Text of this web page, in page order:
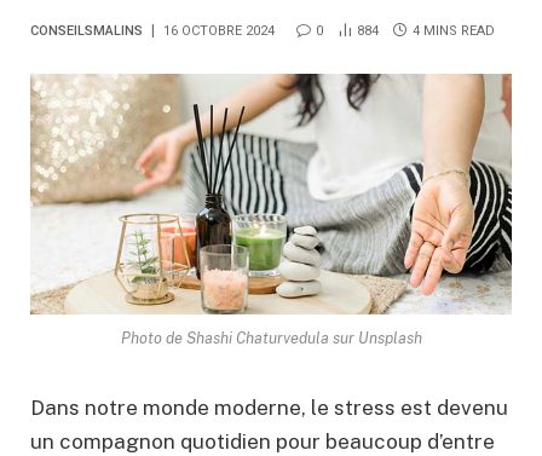
CONSEILSMALINS 16 OCTOBRE 2024 0 884 4 MINS READ
Photo de Shashi Chaturvedula sur Unsplash
Dans notre monde moderne, le stress est devenu
un compagnon quotidien pour beaucoup d’entre